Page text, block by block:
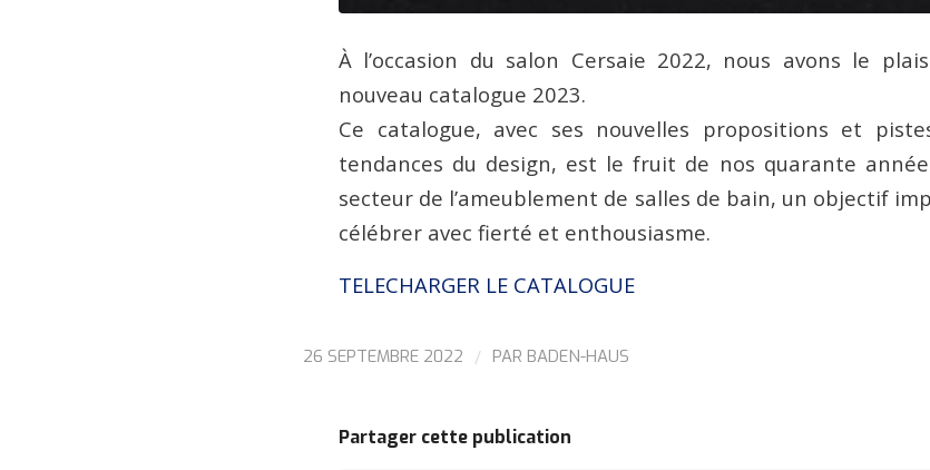
À l’occasion du salon Cersaie 2022, nous avons le
nouveau catalogue 2023.
Ce catalogue, avec ses nouvelles propositions et
tendances du design, est le fruit de nos quarante
secteur de l’ameublement de salles de bain, un objectif
célébrer avec fierté et enthousiasme.
TELECHARGER LE CATALOGUE
26 SEPTEMBRE 2022 / PAR BADEN-HAUS
Partager cette publication